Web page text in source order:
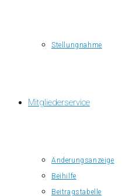
Stellungnahme
Mitgliederservice
Änderungsanzeige
Beihilfe
Beitragstabelle